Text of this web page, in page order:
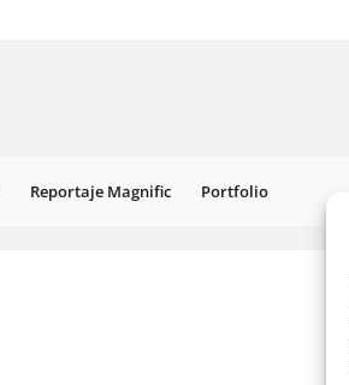
Reportaje Magnific Portfolio